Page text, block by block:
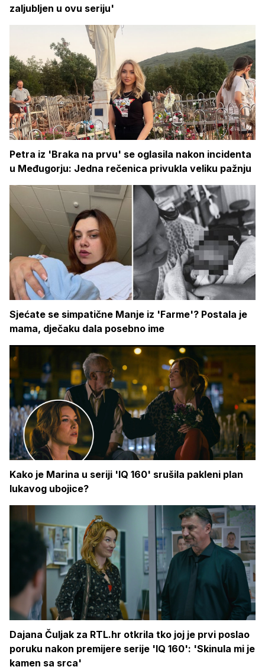
zaljubljen u ovu seriju'
Petra iz 'Braka na prvu' se oglasila nakon incidenta
u Međugorju: Jedna rečenica privukla veliku pažnju
Sjećate se simpatične Manje iz 'Farme'? Postala je
mama, dječaku dala posebno ime
Kako je Marina u seriji 'IQ 160' srušila pakleni plan
lukavog ubojice?
Dajana Čuljak za RTL.hr otkrila tko joj je prvi poslao
poruku nakon premijere serije 'IQ 160': 'Skinula mi je
kamen sa srca'